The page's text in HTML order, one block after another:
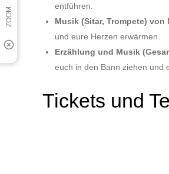
entführen.
Musik (Sitar, Trompete) von
und eure Herzen erwärmen.
Erzählung und Musik
euch in den Bann ziehen und
Tickets und